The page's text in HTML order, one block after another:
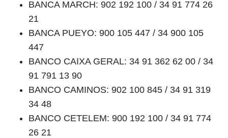
BANCA MARCH: 902 192 100 / 34 91 774 26
21
BANCA PUEYO: 900 105 447 / 34 900 105
447
BANCO CAIXA GERAL: 34 91 362 62 00 / 34
91 791 13 90
BANCO CAMINOS: 902 100 845 / 34 91 319
34 48
BANCO CETELEM: 900 192 100 / 34 91 774
26 21